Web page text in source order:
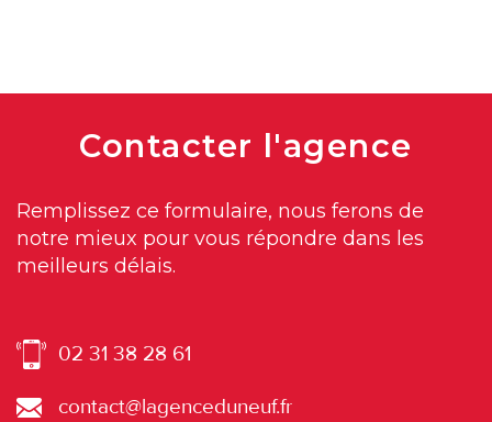
Contacter l'agence
Remplissez ce formulaire, nous ferons de
notre mieux pour vous répondre dans les
meilleurs délais.
02 31 38 28 61
contact@lagenceduneuf.fr